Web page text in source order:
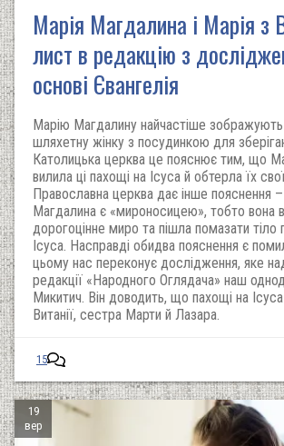
Марія Магдалина і Марія з
лист в редакцію з
основі Євангелія
Марію Магдалину найчастіше
шляхетну жінку з посудинкою для
Католицька церква це пояснює тим, що
вилила ці пахощі на Ісуса й обтерла їх
Православна церква дає інше пояснення
Магдалина є «мироносицею», тобто вона
дорогоцінне миро та пішла помазати тіло
Ісуса. Насправді обидва пояснення є
цьому нас переконує дослідження, яке
редакції «Народного Оглядача» наш
Микитич. Він доводить, що пахощі на
Витанії, сестра Марти й Лазара.
15
19
вер